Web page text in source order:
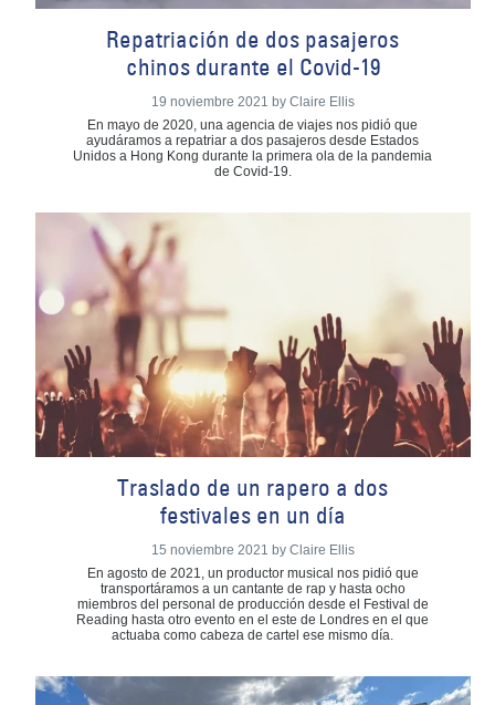
Repatriación de dos pasajeros
chinos durante el Covid-19
19 noviembre 2021 by Claire Ellis
En mayo de 2020, una agencia de viajes nos pidió que
ayudáramos a repatriar a dos pasajeros desde Estados
Unidos a Hong Kong durante la primera ola de la pandemia
de Covid-19.
Traslado de un rapero a dos
festivales en un día
15 noviembre 2021 by Claire Ellis
En agosto de 2021, un productor musical nos pidió que
transportáramos a un cantante de rap y hasta ocho
miembros del personal de producción desde el Festival de
Reading hasta otro evento en el este de Londres en el que
actuaba como cabeza de cartel ese mismo día.